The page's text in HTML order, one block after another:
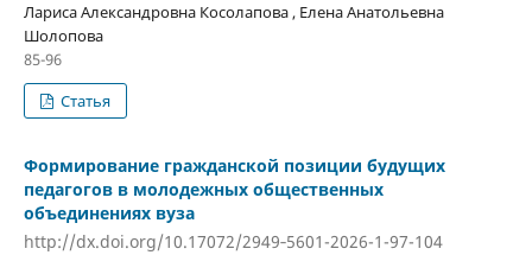
Лариса Александровна Косолапова , Елена Анатольевна
Шолопова
85-96
Статья
Формирование гражданской позиции будущих
педагогов в молодежных общественных
объединениях вуза
http://dx.doi.org/10.17072/2949‐5601-2026-1-97-104